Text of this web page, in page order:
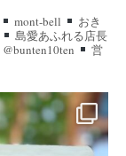
mont-bell
おき
島愛あふれる店長
営